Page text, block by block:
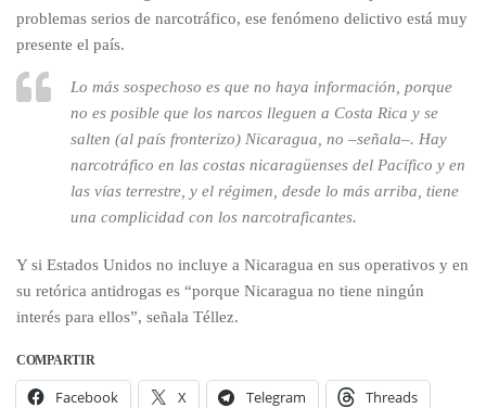
problemas serios de narcotráfico, ese fenómeno delictivo está muy
presente el país.
Lo más sospechoso es que no haya información, porque
no es posible que los narcos lleguen a Costa Rica y se
salten (al país fronterizo) Nicaragua, no –señala–. Hay
narcotráfico en las costas nicaragüenses del Pacífico y en
las vías terrestre, y el régimen, desde lo más arriba, tiene
una complicidad con los narcotraficantes.
Y si Estados Unidos no incluye a Nicaragua en sus operativos y en
su retórica antidrogas es “porque Nicaragua no tiene ningún
interés para ellos”, señala Téllez.
COMPARTIR
Facebook X Telegram Threads